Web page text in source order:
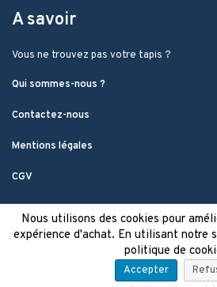
A savoir
Vous ne trouvez pas votre tapis ?
Qui sommes-nous ?
Contactez-nous
Mentions légales
CGV
Nous utilisons des cookies pour
expérience d'achat. En utilisant notre
politique de
Accepter